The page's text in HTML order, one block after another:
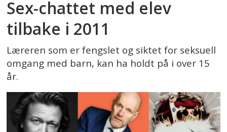
Sex-chattet med elev
tilbake i 2011
Læreren som er fengslet og siktet for seksuell
omgang med barn, kan ha holdt på i over 15
år.